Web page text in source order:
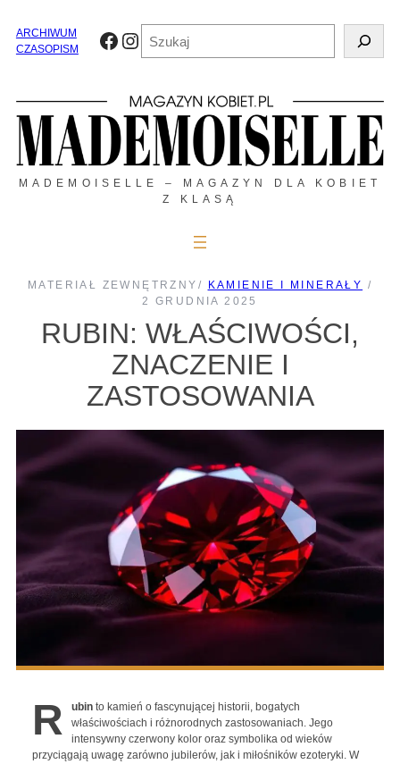
treściARCHIWUM
CZASOPISM
Facebook
Instagram
MADEMOISELLE – MAGAZYN DLA KOBIET
Z KLASĄ
MATERIAŁ ZEWNĘTRZNY / KAMIENIE I MINERAŁY /
2 GRUDNIA 2025
RUBIN: WŁAŚCIWOŚCI,
ZNACZENIE I
ZASTOSOWANIA
R ubin to kamień o fascynującej historii, bogatych
właściwościach i różnorodnych zastosowaniach. Jego
intensywny czerwony kolor oraz symbolika od wieków
przyciągają uwagę zarówno jubilerów, jak i miłośników ezoteryki. W